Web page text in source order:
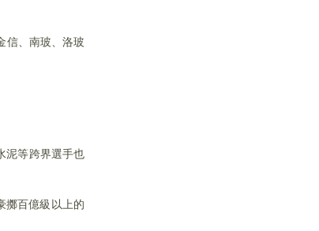
信、南玻、洛玻
泥等跨界選手也
擲百億級以上的